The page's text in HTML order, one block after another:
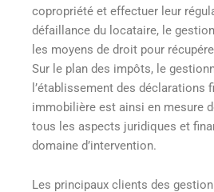
copropriété et effectuer leur
défaillance du locataire, le
les moyens de droit pour
Sur le plan des impôts, le
l’établissement des déclarations
immobilière est ainsi en mesure
tous les aspects juridiques et
domaine d’intervention.
Les principaux clients des